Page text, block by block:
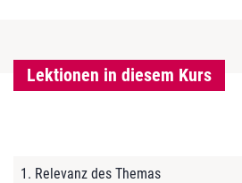
Lektionen in diesem Kurs
1. Relevanz des Themas